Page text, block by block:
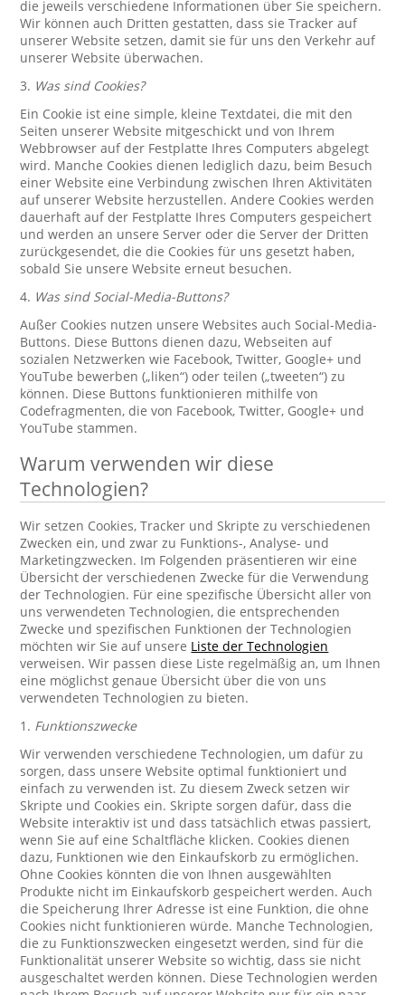
die jeweils verschiedene Informationen über Sie speichern.
Wir können auch Dritten gestatten, dass sie Tracker auf
unserer Website setzen, damit sie für uns den Verkehr auf
unserer Website überwachen.
3. Was sind Cookies?
Ein Cookie ist eine simple, kleine Textdatei, die mit den
Seiten unserer Website mitgeschickt und von Ihrem
Webbrowser auf der Festplatte Ihres Computers abgelegt
wird. Manche Cookies dienen lediglich dazu, beim Besuch
einer Website eine Verbindung zwischen Ihren Aktivitäten
auf unserer Website herzustellen. Andere Cookies werden
dauerhaft auf der Festplatte Ihres Computers gespeichert
und werden an unsere Server oder die Server der Dritten
zurückgesendet, die die Cookies für uns gesetzt haben,
sobald Sie unsere Website erneut besuchen.
4. Was sind Social-Media-Buttons?
Außer Cookies nutzen unsere Websites auch Social-Media-
Buttons. Diese Buttons dienen dazu, Webseiten auf
sozialen Netzwerken wie Facebook, Twitter, Google+ und
YouTube bewerben („liken“) oder teilen („tweeten“) zu
können. Diese Buttons funktionieren mithilfe von
Codefragmenten, die von Facebook, Twitter, Google+ und
YouTube stammen.
Warum verwenden wir diese
Technologien?
Wir setzen Cookies, Tracker und Skripte zu verschiedenen
Zwecken ein, und zwar zu Funktions-, Analyse- und
Marketingzwecken. Im Folgenden präsentieren wir eine
Übersicht der verschiedenen Zwecke für die Verwendung
der Technologien. Für eine spezifische Übersicht aller von
uns verwendeten Technologien, die entsprechenden
Zwecke und spezifischen Funktionen der Technologien
möchten wir Sie auf unsere Liste der Technologien
verweisen. Wir passen diese Liste regelmäßig an, um Ihnen
eine möglichst genaue Übersicht über die von uns
verwendeten Technologien zu bieten.
1. Funktionszwecke
Wir verwenden verschiedene Technologien, um dafür zu
sorgen, dass unsere Website optimal funktioniert und
einfach zu verwenden ist. Zu diesem Zweck setzen wir
Skripte und Cookies ein. Skripte sorgen dafür, dass die
Website interaktiv ist und dass tatsächlich etwas passiert,
wenn Sie auf eine Schaltfläche klicken. Cookies dienen
dazu, Funktionen wie den Einkaufskorb zu ermöglichen.
Ohne Cookies könnten die von Ihnen ausgewählten
Produkte nicht im Einkaufskorb gespeichert werden. Auch
die Speicherung Ihrer Adresse ist eine Funktion, die ohne
Cookies nicht funktionieren würde. Manche Technologien,
die zu Funktionszwecken eingesetzt werden, sind für die
Funktionalität unserer Website so wichtig, dass sie nicht
ausgeschaltet werden können. Diese Technologien werden